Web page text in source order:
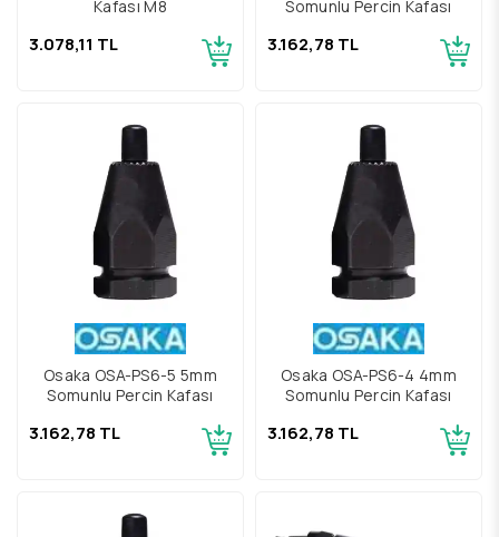
Kafası M8
3.078,11 TL
Somunlu Perçin Kafası
3.162,78 TL
Osaka OSA-PS6-5 5mm
Somunlu Perçin Kafası
3.162,78 TL
Osaka OSA-PS6-4 4mm
Somunlu Perçin Kafası
3.162,78 TL